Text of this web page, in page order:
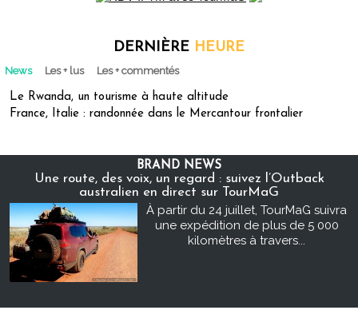
DERNIÈRE HEURE
News Les + lus Les + commentés
Le Rwanda, un tourisme à haute altitude
France, Italie : randonnée dans le Mercantour frontalier
BRAND NEWS
Une route, des voix, un regard : suivez l’Outback
australien en direct sur TourMaG
À partir du 24 juillet, TourMaG suivra
une expédition de plus de 5 000
kilomètres à travers...